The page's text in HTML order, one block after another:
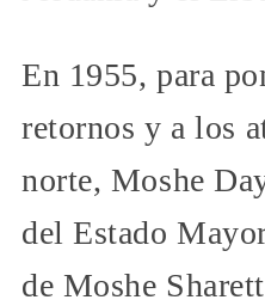
En 1955, para
retornos y a los
norte, Moshe
del Estado
de Moshe